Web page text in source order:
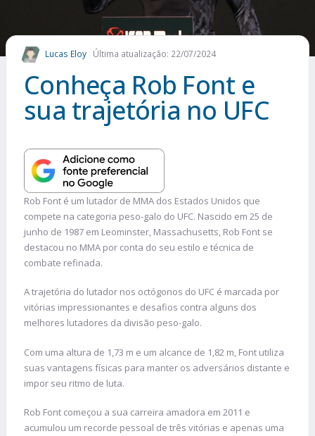
COMO APOSTAR
MAIS ESPORTES
Lucas Eloy Última atualização: 22/07/2024
Conheça Rob Font e
sua trajetória no UFC
Rob Font é um lutador de MMA dos Estados Unidos que
compete na categoria peso-galo do UFC. Nascido em 25 de
junho de 1987 em Leominster, Massachusetts, Rob Font se
destacou no MMA por conta do seu estilo e técnica de
combate refinada.
A trajetória do lutador nos octógonos do UFC é marcada por
vitórias impressionantes e desafios contra alguns dos
melhores lutadores da divisão peso-galo.
Com uma altura de 1,73 m e um alcance de 1,82 m, Font utiliza
suas vantagens físicas para manter os adversários distante e
impor seu ritmo de luta.
Rob Font começou a sua carreira amadora em 2011 e
acumulou um recorde pessoal de três vitórias e apenas uma